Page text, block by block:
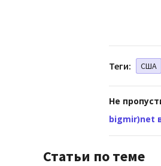
Теги: США
Не
bigmir)net
Статьи по теме